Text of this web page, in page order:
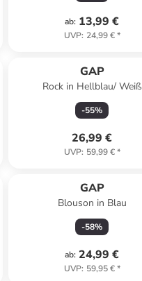
ab: 13,99 €
UVP: 24,99 €*
GAP
Rock in Hellblau/ Weiß
-55%
26,99 €
UVP: 59,99 €*
GAP
Blouson in Blau
-58%
ab: 24,99 €
UVP: 59,95 €*